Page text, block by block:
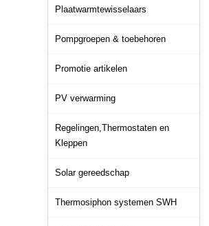
Plaatwarmtewisselaars
Pompgroepen & toebehoren
Promotie artikelen
PV verwarming
Regelingen,Thermostaten en
Kleppen
Solar gereedschap
Thermosiphon systemen SWH